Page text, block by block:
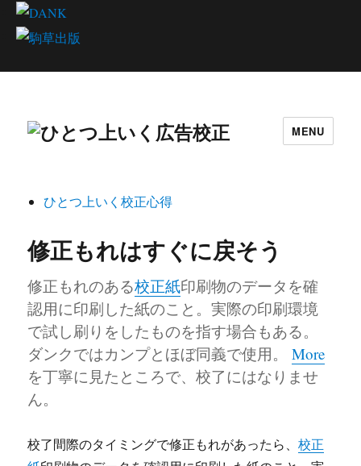
MENU
ひとつ上いく校正心得
修正もれはすぐに戻そう
修正もれのある校正紙印刷物のデータを確
認用に印刷した紙のこと。実際の印刷環境
で試し刷りをしたものを指す場合もある。
ダンクではカンプとほぼ同義で使用。More
を丁寧に見たところで、校了にはなりませ
ん。
校了間際のタイミングで修正もれがあったら、校正